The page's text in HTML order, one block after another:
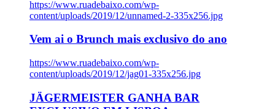
https://www.ruadebaixo.com/wp-
content/uploads/2019/12/unnamed-2-335x256.jpg
Vem ai o Brunch mais exclusivo do ano
https://www.ruadebaixo.com/wp-
content/uploads/2019/12/jag01-335x256.jpg
JÄGERMEISTER GANHA BAR